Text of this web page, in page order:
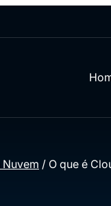
/ O que é